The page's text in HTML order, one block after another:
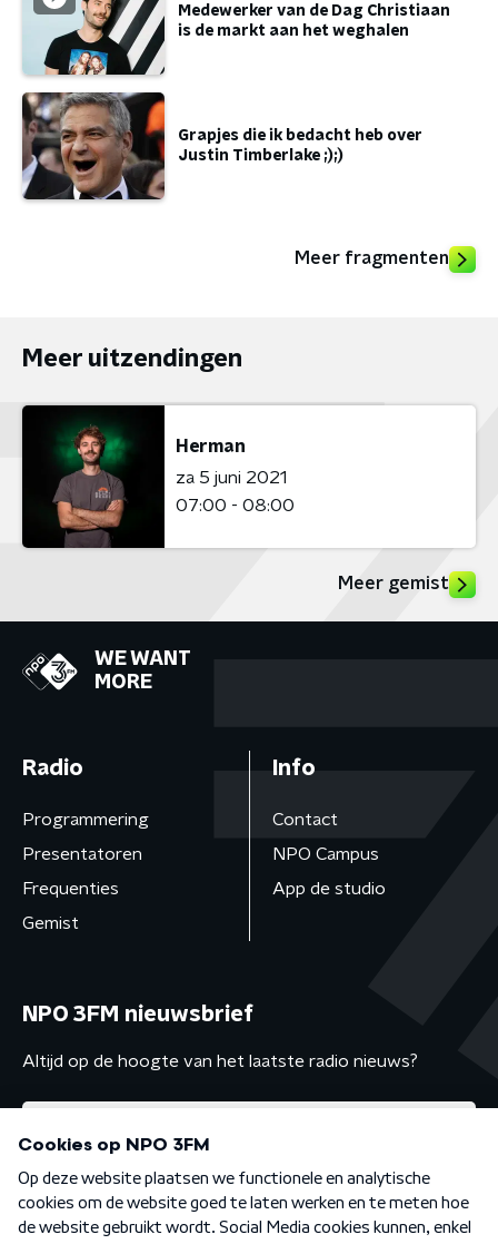
Medewerker van de Dag Christiaan
is de markt aan het weghalen
Grapjes die ik bedacht heb over
Justin Timberlake ;);)
Meer fragmenten
Meer uitzendingen
Herman
za 5 juni 2021
07:00 - 08:00
Meer gemist
WE WANT
MORE
Radio
Programmering
Presentatoren
Frequenties
Gemist
Info
Contact
NPO Campus
App de studio
NPO 3FM nieuwsbrief
Altijd op de hoogte van het laatste radio nieuws?